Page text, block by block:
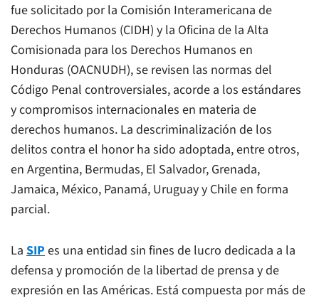
fue solicitado por la Comisión Interamericana de
Derechos Humanos (CIDH) y la Oficina de la Alta
Comisionada para los Derechos Humanos en
Honduras (OACNUDH), se revisen las normas del
Código Penal controversiales, acorde a los estándares
y compromisos internacionales en materia de
derechos humanos. La descriminalización de los
delitos contra el honor ha sido adoptada, entre otros,
en Argentina, Bermudas, El Salvador, Grenada,
Jamaica, México, Panamá, Uruguay y Chile en forma
parcial.
La SIP es una entidad sin fines de lucro dedicada a la
defensa y promoción de la libertad de prensa y de
expresión en las Américas. Está compuesta por más de